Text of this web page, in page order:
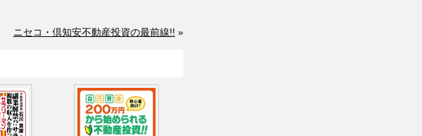
ニセコ・倶知安不動産投資の最前線!! »